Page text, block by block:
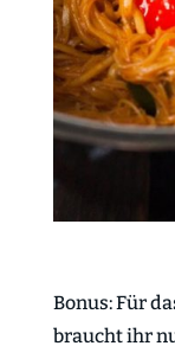
Bonus: Für
braucht ihr